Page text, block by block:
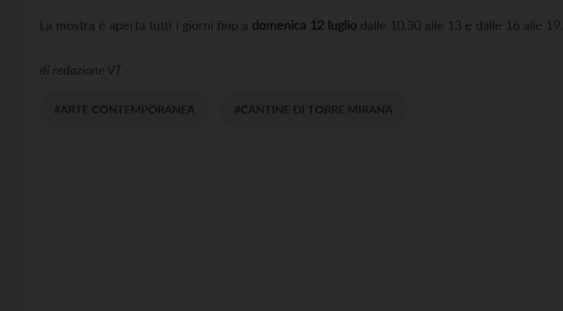
La mostra è aperta tutti i giorni fino a domenica 12 luglio dalle 10.30 alle 13 e dalle 16 alle 19.
di redazione VT
#ARTE CONTEMPORANEA #CANTINE DI TORRE MIRANA